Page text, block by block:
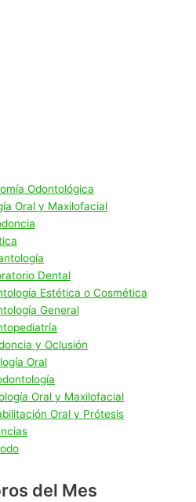
Odontológica
Oral y Maxilofacial
Dental
Estética o Cosmética
General
y Oclusión
Oral
Oral y Maxilofacial
Oral y Prótesis
del Mes